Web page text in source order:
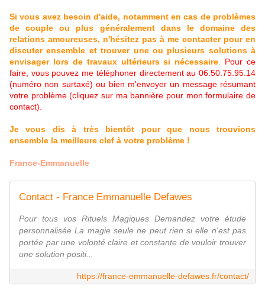
Si vous avez besoin d'aide, notamment en cas de problèmes
de couple ou plus généralement dans le domaine des
relations amoureuses, n'hésitez pas à me contacter pour en
discuter ensemble et trouver une ou plusieurs solutions à
envisager lors de travaux ultérieurs si nécessaire
Pour ce
faire, vous pouvez me téléphoner directement au 06.50.75.95.14
(numéro non surtaxé) ou bien m'envoyer un message résumant
votre problème (cliquez sur ma bannière pour mon formulaire de
contact).
Je vous dis à très bientôt pour que nous trouvions
ensemble la meilleure clef à votre problème !
France-Emmanuelle
Contact - France Emmanuelle Defawes
Pour tous vos Rituels Magiques Demandez votre étude
personnalisée La magie seule ne peut rien si elle n'est pas
portée par une volonté claire et constante de vouloir trouver
une solution positi...
https://france-emmanuelle-defawes.fr/contact/